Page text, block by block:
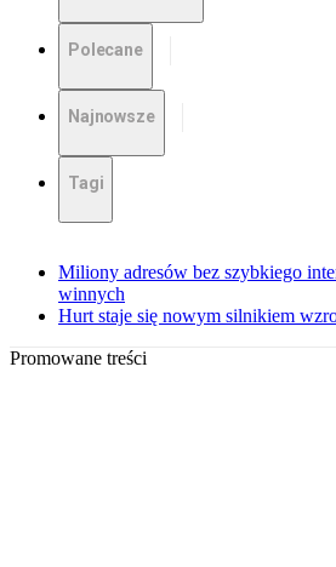
Polecane
Najnowsze
Tagi
Miliony adresów bez szybkiego
winnych
Hurt staje się nowym silnikiem
Promowane treści